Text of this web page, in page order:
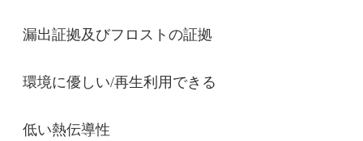
漏出証拠及びフロストの証拠
環境に優しい/再生利用できる
低い熱伝導性